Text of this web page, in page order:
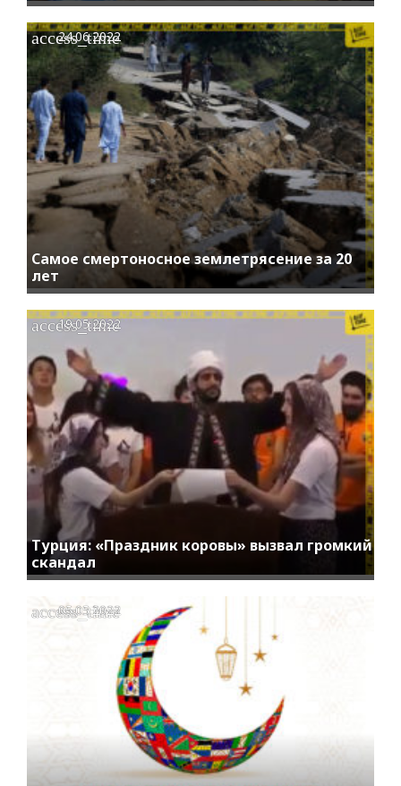
Самое смертоносное землетрясение за 20
лет
access_time
24.06.2022
Турция: «Праздник коровы» вызвал громкий
скандал
access_time
19.05.2022
access_time
05.05.2022